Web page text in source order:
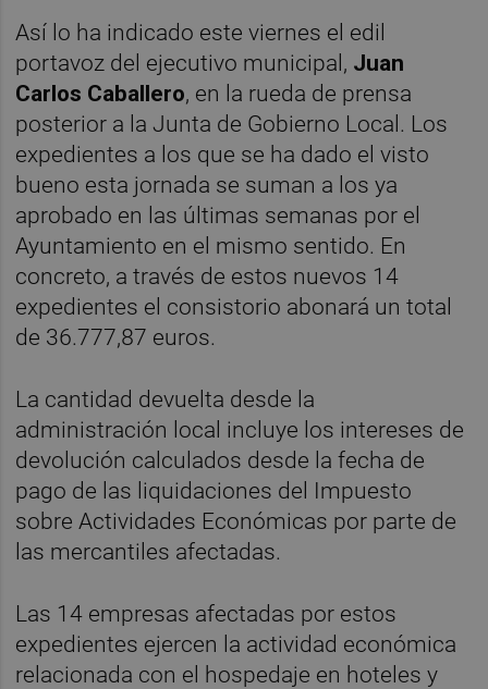
Así lo ha indicado este viernes el edil
portavoz del ejecutivo municipal, Juan
Carlos Caballero, en la rueda de prensa
posterior a la Junta de Gobierno Local. Los
expedientes a los que se ha dado el visto
bueno esta jornada se suman a los ya
aprobado en las últimas semanas por el
Ayuntamiento en el mismo sentido. En
concreto, a través de estos nuevos 14
expedientes el consistorio abonará un total
de 36.777,87 euros.
La cantidad devuelta desde la
administración local incluye los intereses de
devolución calculados desde la fecha de
pago de las liquidaciones del Impuesto
sobre Actividades Económicas por parte de
las mercantiles afectadas.
Las 14 empresas afectadas por estos
expedientes ejercen la actividad económica
relacionada con el hospedaje en hoteles y